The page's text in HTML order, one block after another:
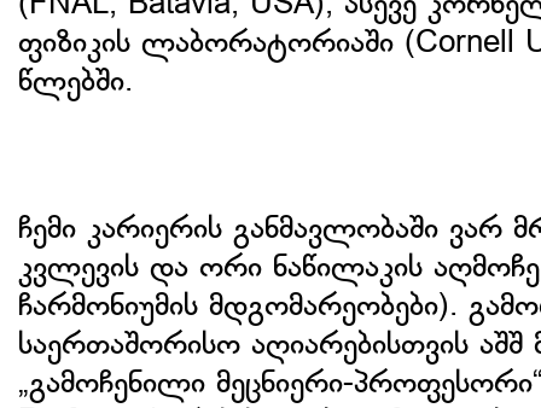
ფიზიკის ლაბორატორიაში (Cornell
წლებში.
ჩემი კარიერის განმავლობაში ვარ
კვლევის და ორი ნაწილაკის
ჩარმონიუმის მდგომარეობები).
საერთაშორისო აღიარებისთვის აშშ
„გამოჩენილი მეცნიერი-